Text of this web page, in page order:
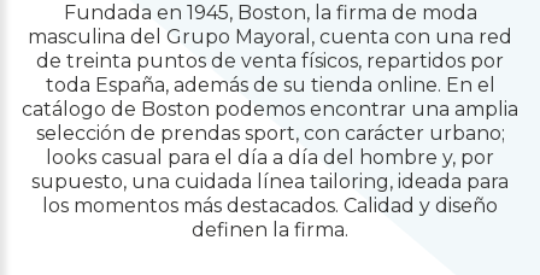
Fundada en 1945, Boston, la firma de moda
masculina del Grupo Mayoral, cuenta con una red
de treinta puntos de venta físicos, repartidos por
toda España, además de su tienda online. En el
catálogo de Boston podemos encontrar una amplia
selección de prendas sport, con carácter urbano;
looks casual para el día a día del hombre y, por
supuesto, una cuidada línea tailoring, ideada para
los momentos más destacados. Calidad y diseño
definen la firma.